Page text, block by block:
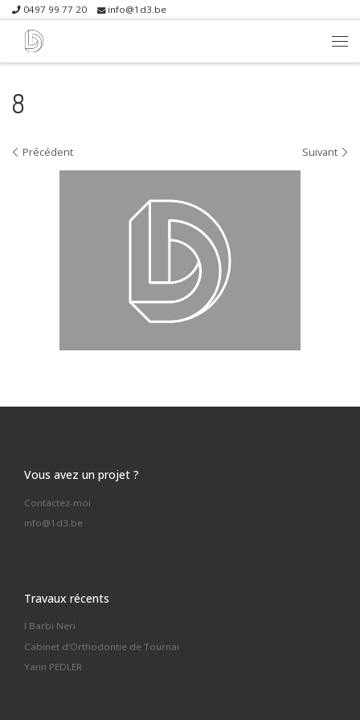
Skip to content
0497 99 77 20 info@1d3.be
8
Navigation dans les images
Précédent Suivant
Vous avez un projet ?
Contactez-moi
info@1d3.be
Travaux récents
I Barbi Neri
Cabinet d’Orthodontie de Tournai
Yann PEDLER